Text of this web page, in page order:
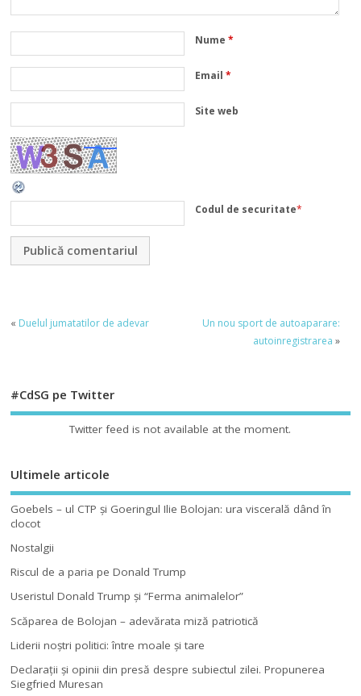
Nume*
Email*
Site web
Codul de securitate*
« Duelul jumatatilor de adevar
Un nou sport de autoaparare:
autoinregistrarea »
#CdSG pe Twitter
Twitter feed is not available at the moment.
Ultimele articole
Goebels – ul CTP şi Goeringul Ilie Bolojan: ura viscerală dând în
clocot
Nostalgii
Riscul de a paria pe Donald Trump
Useristul Donald Trump şi “Ferma animalelor”
Scăparea de Bolojan – adevărata miză patriotică
Liderii noştri politici: între moale şi tare
Declaraţii şi opinii din presă despre subiectul zilei. Propunerea
Siegfried Muresan